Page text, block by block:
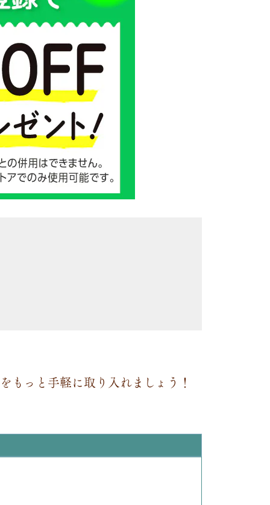
をもっと手軽に取り入れましょう！